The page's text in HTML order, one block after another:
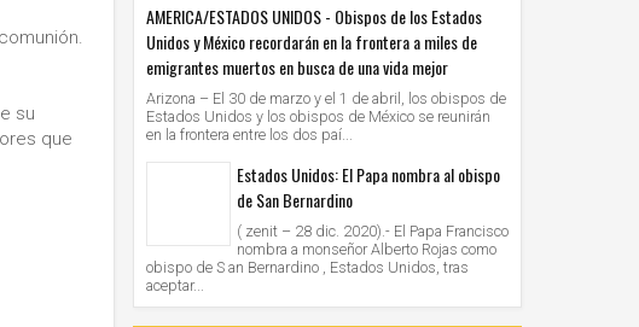
su
que
AMERICA/ESTADOS UNIDOS - Obispos de los Estados
Unidos y México recordarán en la frontera a miles de
emigrantes muertos en busca de una vida mejor
Arizona – El 30 de marzo y el 1 de abril, los obispos de
Estados Unidos y los obispos de México se reunirán
en la frontera entre los dos paí...
Estados Unidos: El Papa nombra al obispo
de San Bernardino
( zenit – 28 dic. 2020).- El Papa Francisco
nombra a monseñor Alberto Rojas como
obispo de S an Bernardino , Estados Unidos, tras
aceptar...